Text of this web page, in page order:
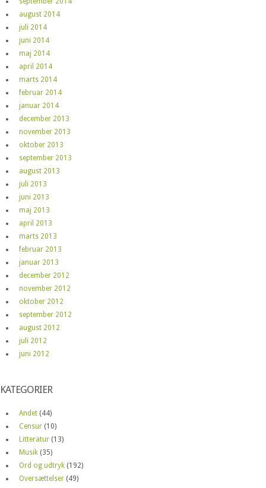
august 2014
juli 2014
juni 2014
maj 2014
april 2014
marts 2014
februar 2014
januar 2014
december 2013
november 2013
oktober 2013
september 2013
august 2013
juli 2013
juni 2013
maj 2013
april 2013
marts 2013
februar 2013
januar 2013
december 2012
november 2012
oktober 2012
september 2012
august 2012
juli 2012
juni 2012
KATEGORIER
Andet (44)
Censur (10)
Litteratur (13)
Musik (35)
Ord og udtryk (192)
Oversættelser (49)